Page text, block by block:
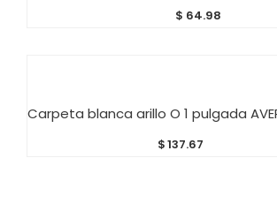
$ 64.98
Carpeta blanca arillo O 1 pulgada
$137.67